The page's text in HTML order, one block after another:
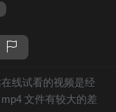
线试看的视频是经
文件有较大的差